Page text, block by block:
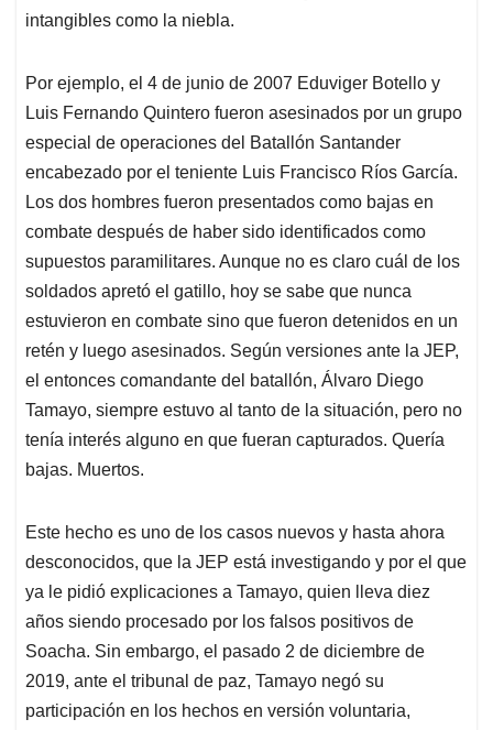
intangibles como la niebla.
Por ejemplo, el 4 de junio de 2007 Eduviger Botello y
Luis Fernando Quintero fueron asesinados por un grupo
especial de operaciones del Batallón Santander
encabezado por el teniente Luis Francisco Ríos García.
Los dos hombres fueron presentados como bajas en
combate después de haber sido identificados como
supuestos paramilitares. Aunque no es claro cuál de los
soldados apretó el gatillo, hoy se sabe que nunca
estuvieron en combate sino que fueron detenidos en un
retén y luego asesinados. Según versiones ante la JEP,
el entonces comandante del batallón, Álvaro Diego
Tamayo, siempre estuvo al tanto de la situación, pero no
tenía interés alguno en que fueran capturados. Quería
bajas. Muertos.
Este hecho es uno de los casos nuevos y hasta ahora
desconocidos, que la JEP está investigando y por el que
ya le pidió explicaciones a Tamayo, quien lleva diez
años siendo procesado por los falsos positivos de
Soacha. Sin embargo, el pasado 2 de diciembre de
2019, ante el tribunal de paz, Tamayo negó su
participación en los hechos en versión voluntaria,